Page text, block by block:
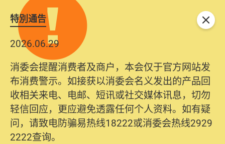
特別通告
2026.06.29
消委会提醒消费者及商户，本会仅于官方网站发
布消费警示。如接获以消委会名义发出的产品回
收相关来电、电邮、短讯或社交媒体讯息，切勿
轻信回应，更应避免透露任何个人资料。如有疑
问，请致电防骗易热线18222或消委会热线2929
2222查询。
关闭